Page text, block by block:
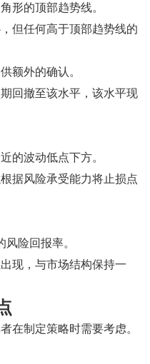
形的顶部趋势线。
但任何高于顶部趋势线的
额外的确认。
回撤至该水平，该水平现
的波动低点下方。
据风险承受能力将止损点
风险回报率。
现，与市场结构保持一
在制定策略时需要考虑。